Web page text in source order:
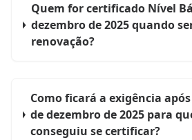
Quem for certificado Nível
dezembro de 2025 quando
renovação?
Como ficará a exigência
de dezembro de 2025 para
conseguiu se certificar?